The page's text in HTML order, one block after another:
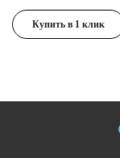
Купить в 1 клик